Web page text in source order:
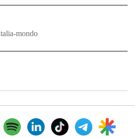
italia-mondo